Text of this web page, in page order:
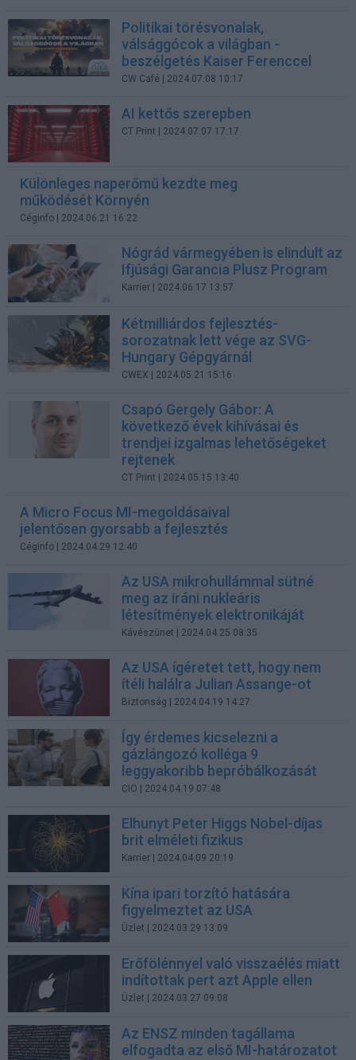
Politikai törésvonalak,
válsággócok a világban -
beszélgetés Kaiser Ferenccel
CW Café | 2024.07.08 10:17
AI kettős szerepben
CT Print | 2024.07.07 17:17
Különleges naperőmű kezdte meg
működését Környén
Céginfo | 2024.06.21 16:22
Nógrád vármegyében is elindult az
Ifjúsági Garancia Plusz Program
Karrier | 2024.06.17 13:57
Kétmilliárdos fejlesztés-
sorozatnak lett vége az SVG-
Hungary Gépgyárnál
CWEX | 2024.05.21 15:16
Csapó Gergely Gábor: A
következő évek kihívásai és
trendjei izgalmas lehetőségeket
rejtenek
CT Print | 2024.05.15 13:40
A Micro Focus MI-megoldásaival
jelentősen gyorsabb a fejlesztés
Céginfo | 2024.04.29 12:40
Az USA mikrohullámmal sütné
meg az iráni nukleáris
létesítmények elektronikáját
Kávészünet | 2024.04.25 08:35
Az USA ígéretet tett, hogy nem
ítéli halálra Julian Assange-ot
Biztonság | 2024.04.19 14:27
Így érdemes kicselezni a
gázlángozó kolléga 9
leggyakoribb bepróbálkozását
CIO | 2024.04.19 07:48
Elhunyt Peter Higgs Nobel-díjas
brit elméleti fizikus
Karrier | 2024.04.09 20:19
Kína ipari torzító hatására
figyelmeztet az USA
Üzlet | 2024.03.29 13:09
Erőfölénnyel való visszaélés miatt
indítottak pert azt Apple ellen
Üzlet | 2024.03.27 09:08
Az ENSZ minden tagállama
elfogadta az első MI-határozatot